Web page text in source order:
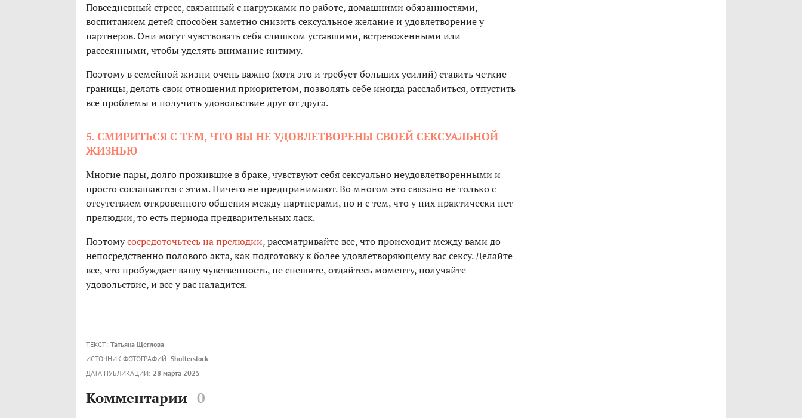
Повседневный стресс, связанный с нагрузками по работе, домашними обязанностями,
воспитанием детей способен заметно снизить сексуальное желание и удовлетворение у
партнеров. Они могут чувствовать себя слишком уставшими, встревоженными или
рассеянными, чтобы уделять внимание интиму.
Поэтому в семейной жизни очень важно (хотя это и требует больших усилий) ставить четкие
границы, делать свои отношения приоритетом, позволять себе иногда расслабиться, отпустить
все проблемы и получить удовольствие друг от друга.
5. СМИРИТЬСЯ С ТЕМ, ЧТО ВЫ НЕ УДОВЛЕТВОРЕНЫ СВОЕЙ СЕКСУАЛЬНОЙ
ЖИЗНЬЮ
Многие пары, долго прожившие в браке, чувствуют себя сексуально неудовлетворенными и
просто соглашаются с этим. Ничего не предпринимают. Во многом это связано не только с
отсутствием откровенного общения между партнерами, но и с тем, что у них практически нет
прелюдии, то есть периода предварительных ласк.
Поэтомусосредоточьтесь на прелюдии, рассматривайте все, что происходит между вами до
непосредственно полового акта, как подготовку к более удовлетворяющему вас сексу. Делайте
все, что пробуждает вашу чувственность, не спешите, отдайтесь моменту, получайте
удовольствие, и все у вас наладится.
ТЕКСТ: Татьяна Щеглова
ИСТОЧНИК ФОТОГРАФИЙ: Shutterstock
ДАТА ПУБЛИКАЦИИ: 28 марта 2025
Комментарии 0